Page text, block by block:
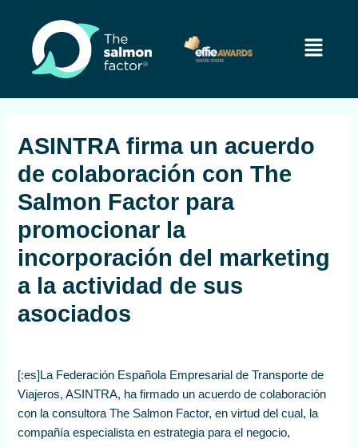
contenido
Menú
ASINTRA firma un acuerdo
de colaboración con The
Salmon Factor para
promocionar la
incorporación del marketing
a la actividad de sus
asociados
[:es]La Federación Española Empresarial de Transporte de
Viajeros, ASINTRA, ha firmado un acuerdo de colaboración
con la consultora The Salmon Factor, en virtud del cual, la
compañía especialista en estrategia para el negocio,
entradas